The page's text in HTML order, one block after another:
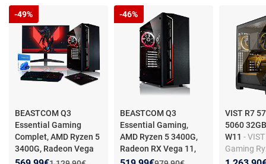
BEASTCOM Q3
Essential Gaming
Complet, AMD Ryzen 5
3400G, Radeon Vega
11, 16Go RAM, 512Go
-49%
BEASTCOM Q3
Essential Gaming,
AMD Ryzen 5 3400G,
Radeon RX Vega 11,
16Go RAM, 1To- PC
-46%
VIST R7
5060
W11-
Gaming
- RAM